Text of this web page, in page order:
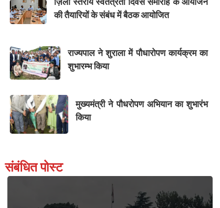
की तैयारियों के संबंध में बैठक आयोजित
राज्यपाल ने शुराला में पौधारोपण कार्यक्रम का
शुभारम्भ किया
मुख्यमंत्री ने पौधरोपण अभियान का शुभारंभ
किया
संबंधित पोस्ट